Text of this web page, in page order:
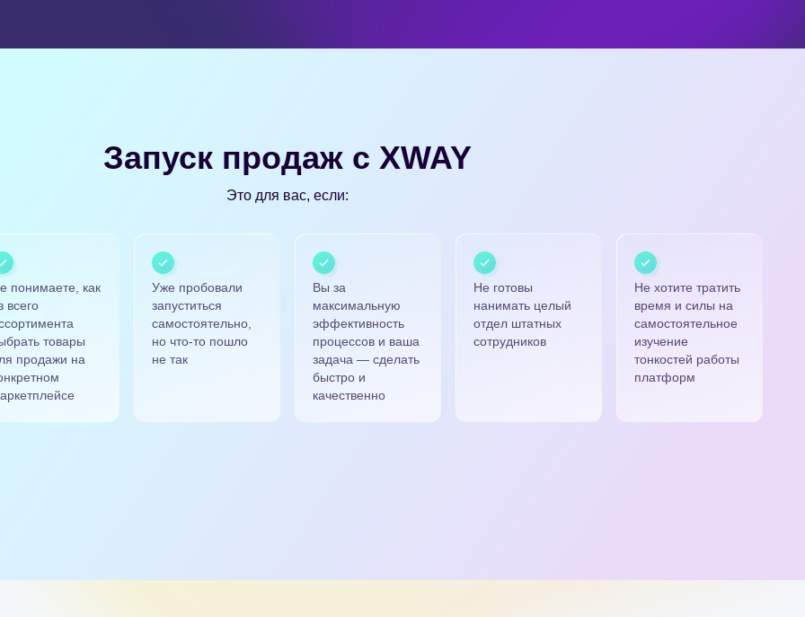
Запуск продаж с XWAY
Это для вас, если:
понимаете, как
всего
товары
продажи на
Уже пробовали
запуститься
самостоятельно,
но что-то пошло
не так
Вы за
максимальную
эффективность
процессов и ваша
задача — сделать
быстро и
качественно
Не готовы
нанимать целый
отдел штатных
сотрудников
Не хотите тратить
время и силы на
самостоятельное
изучение
тонкостей работы
платформ